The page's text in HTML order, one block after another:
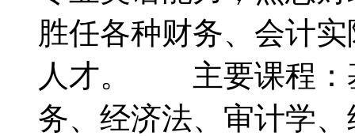
胜任各种财务、会计
人才。 主要课程：
务、经济法、审计学